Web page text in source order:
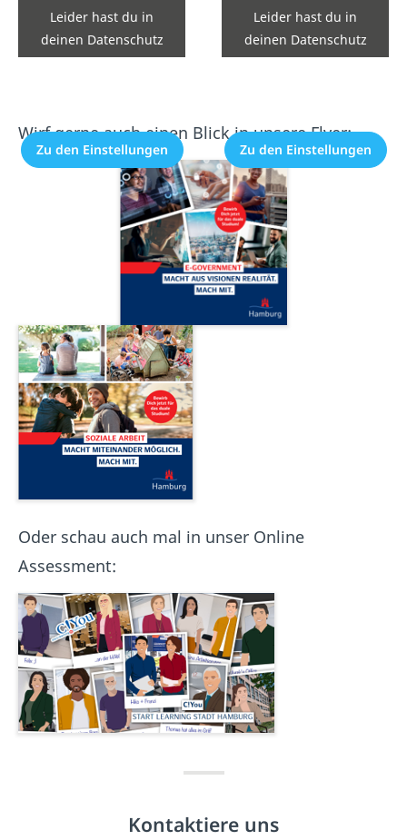
Leider hast du in
deinen Datenschutz
Einstellungen die
Zu den Einstellungen
Leider hast du in
deinen Datenschutz
Einstellungen die
Zu den Einstellungen
Wirf gerne auch einen Blick in unsere Flyer:
Oder schau auch mal in unser Online
Assessment:
Kontaktiere uns